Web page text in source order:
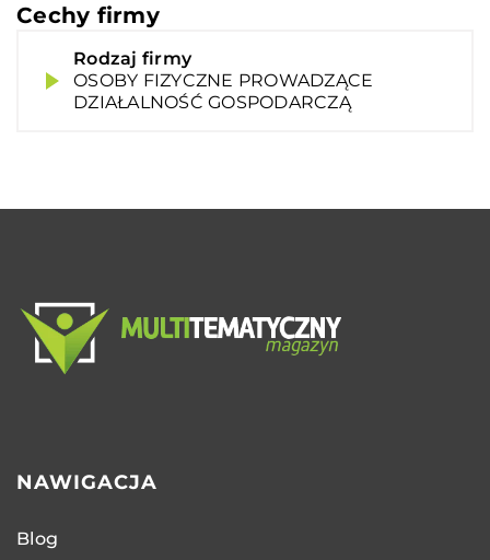
Cechy firmy
Rodzaj firmy
OSOBY FIZYCZNE PROWADZĄCE
DZIAŁALNOŚĆ GOSPODARCZĄ
NAWIGACJA
Blog